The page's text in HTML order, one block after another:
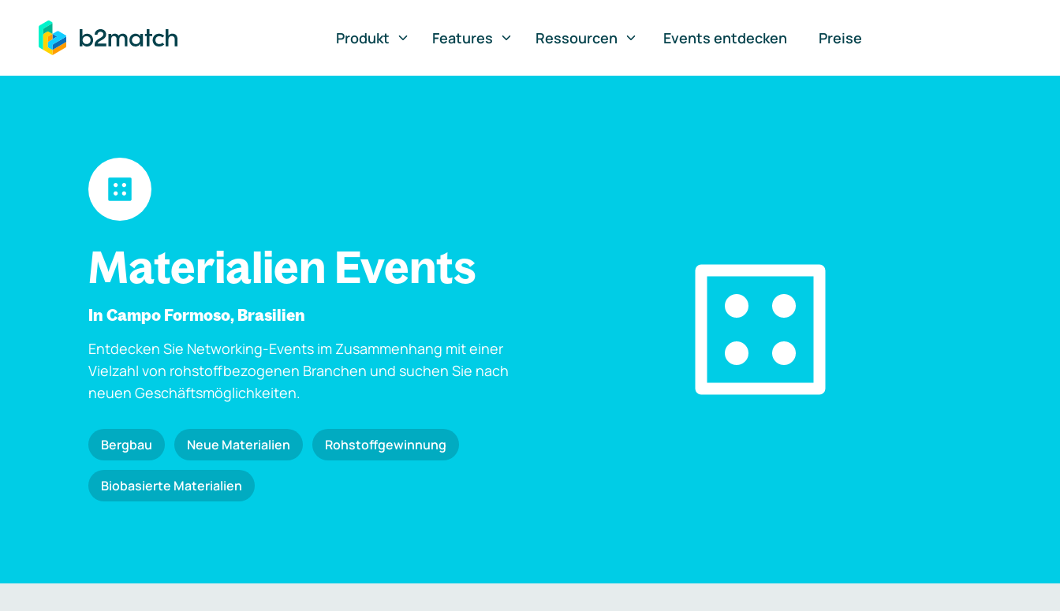
springen
Produkt
Features Ressourcen Events entdecken Preise
Materialien Events
In Campo Formoso, Brasilien
Entdecken Sie Networking-Events im Zusammenhang mit einer
Vielzahl von rohstoffbezogenen Branchen und suchen Sie nach
neuen Geschäftsmöglichkeiten.
Bergbau Neue Materialien Rohstoffgewinnung
Biobasierte Materialien